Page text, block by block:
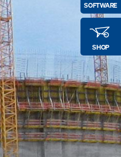
SOFTWARE
SHOP